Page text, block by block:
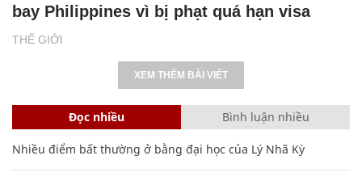
THẾ GIỚI
bay Philippines vì bị phạt quá hạn visa
XEM THÊM BÀI VIẾT
Đọc nhiều Bình luận nhiều
Nhiều điểm bất thường ở bằng đại học của Lý Nhã Kỳ